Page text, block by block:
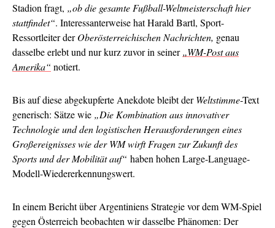
Stadion fragt, „ob die gesamte Fußball-Weltmeisterschaft hier
stattfindet“. Interessanterweise hat Harald Bartl, Sport-
Ressortleiter derOberösterreichischen Nachrichten, genau
dasselbe erlebt und nur kurz zuvor in seiner„WM-Post aus
Amerika“ notiert.
Bis auf diese abgekupferte Anekdote bleibt derWeltstimme-Text
generisch: Sätze wie „Die Kombination aus innovativer
Technologie und den logistischen Herausforderungen eines
Großereignisses wie der WM wirft Fragen zur Zukunft des
Sports und der Mobilität auf“ haben hohen Large-Language-
Modell-Wiedererkennungswert.
In einem Bericht über Argentiniens Strategie vor dem WM-Spiel
gegen Österreich beobachten wir dasselbe Phänomen: Der